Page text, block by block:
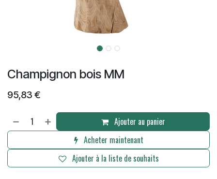
Champignon bois MM
95,83 €
Ajouter au panier
Acheter maintenant
Ajouter à la liste de souhaits